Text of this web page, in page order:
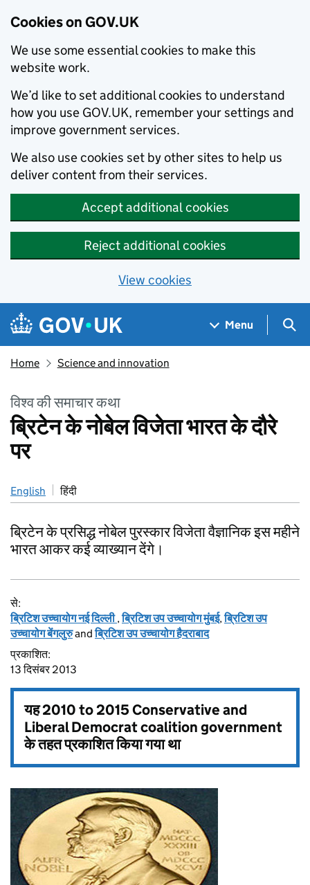
Cookies on GOV.UK
We use some essential cookies to make this
website work.
We’d like to set additional cookies to understand
how you use GOV.UK, remember your settings and
improve government services.
We also use cookies set by other sites to help us
deliver content from their services.
Accept additional cookies
Reject additional cookies
View cookies
Skip to main content
Navigation menu
Menu
Home Science and innovation
विश्व की समाचार कथा
ब्रिटेन के नोबेल विजेता भारत के दौरे
पर
English हिंदी
ब्रिटेन के प्रसिद्ध नोबेल पुरस्कार विजेता वैज्ञानिक इस महीने
भारत आकर कई व्याख्यान देंगे।
से:
ब्रिटिश उच्‍चायोग नई दिल्ली,ब्रिटिश उप उच्चायोग मुंबई,ब्रिटिश उप
उच्चायोग बेंगलुरुandब्रिटिश उप उच्चायोग हैदराबाद
प्रकाशित:
13 दिसंबर 2013
यह2010 to 2015 Conservative and
Liberal Democrat coalition government
के तहत प्रकाशित किया गया था